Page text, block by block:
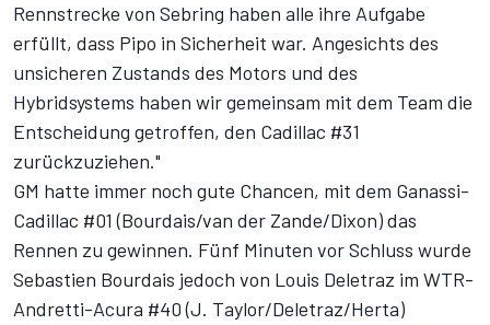
Rennstrecke von Sebring haben alle ihre Aufgabe
erfüllt, dass Pipo in Sicherheit war. Angesichts des
unsicheren Zustands des Motors und des
Hybridsystems haben wir gemeinsam mit dem Team die
Entscheidung getroffen, den Cadillac #31
zurückzuziehen."
GM hatte immer noch gute Chancen, mit dem Ganassi-
Cadillac #01 (Bourdais/van der Zande/Dixon) das
Rennen zu gewinnen. Fünf Minuten vor Schluss wurde
Sebastien Bourdais jedoch von Louis Deletraz im WTR-
Andretti-Acura #40 (J. Taylor/Deletraz/Herta)